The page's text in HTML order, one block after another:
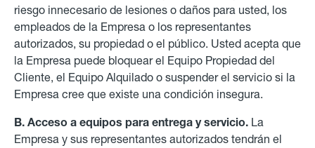
riesgo innecesario de lesiones o daños para usted, los
empleados de la Empresa o los representantes
autorizados, su propiedad o el público. Usted acepta que
la Empresa puede bloquear el Equipo Propiedad del
Cliente, el Equipo Alquilado o suspender el servicio si la
Empresa cree que existe una condición insegura.
B. Acceso a equipos para entrega y servicio. La
Empresa y sus representantes autorizados tendrán el